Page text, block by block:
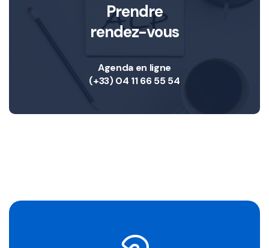
Prendre
rendez-vous
Agenda en ligne
(+33) 04 11 66 55 54